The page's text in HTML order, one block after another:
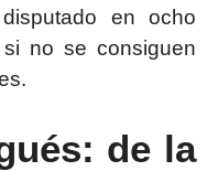
en ocho
no se consiguen
de la